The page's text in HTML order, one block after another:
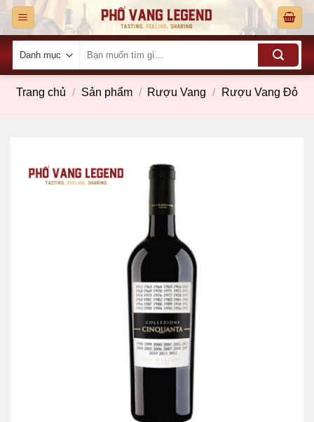
Skip
content
kiếm:
Trang chủ / Sản phẩm / Rượu Vang / Rượu Vang Đỏ